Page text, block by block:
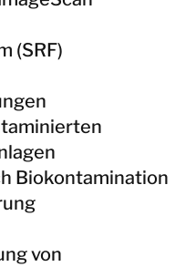
(SRF)
Biokontamination
von